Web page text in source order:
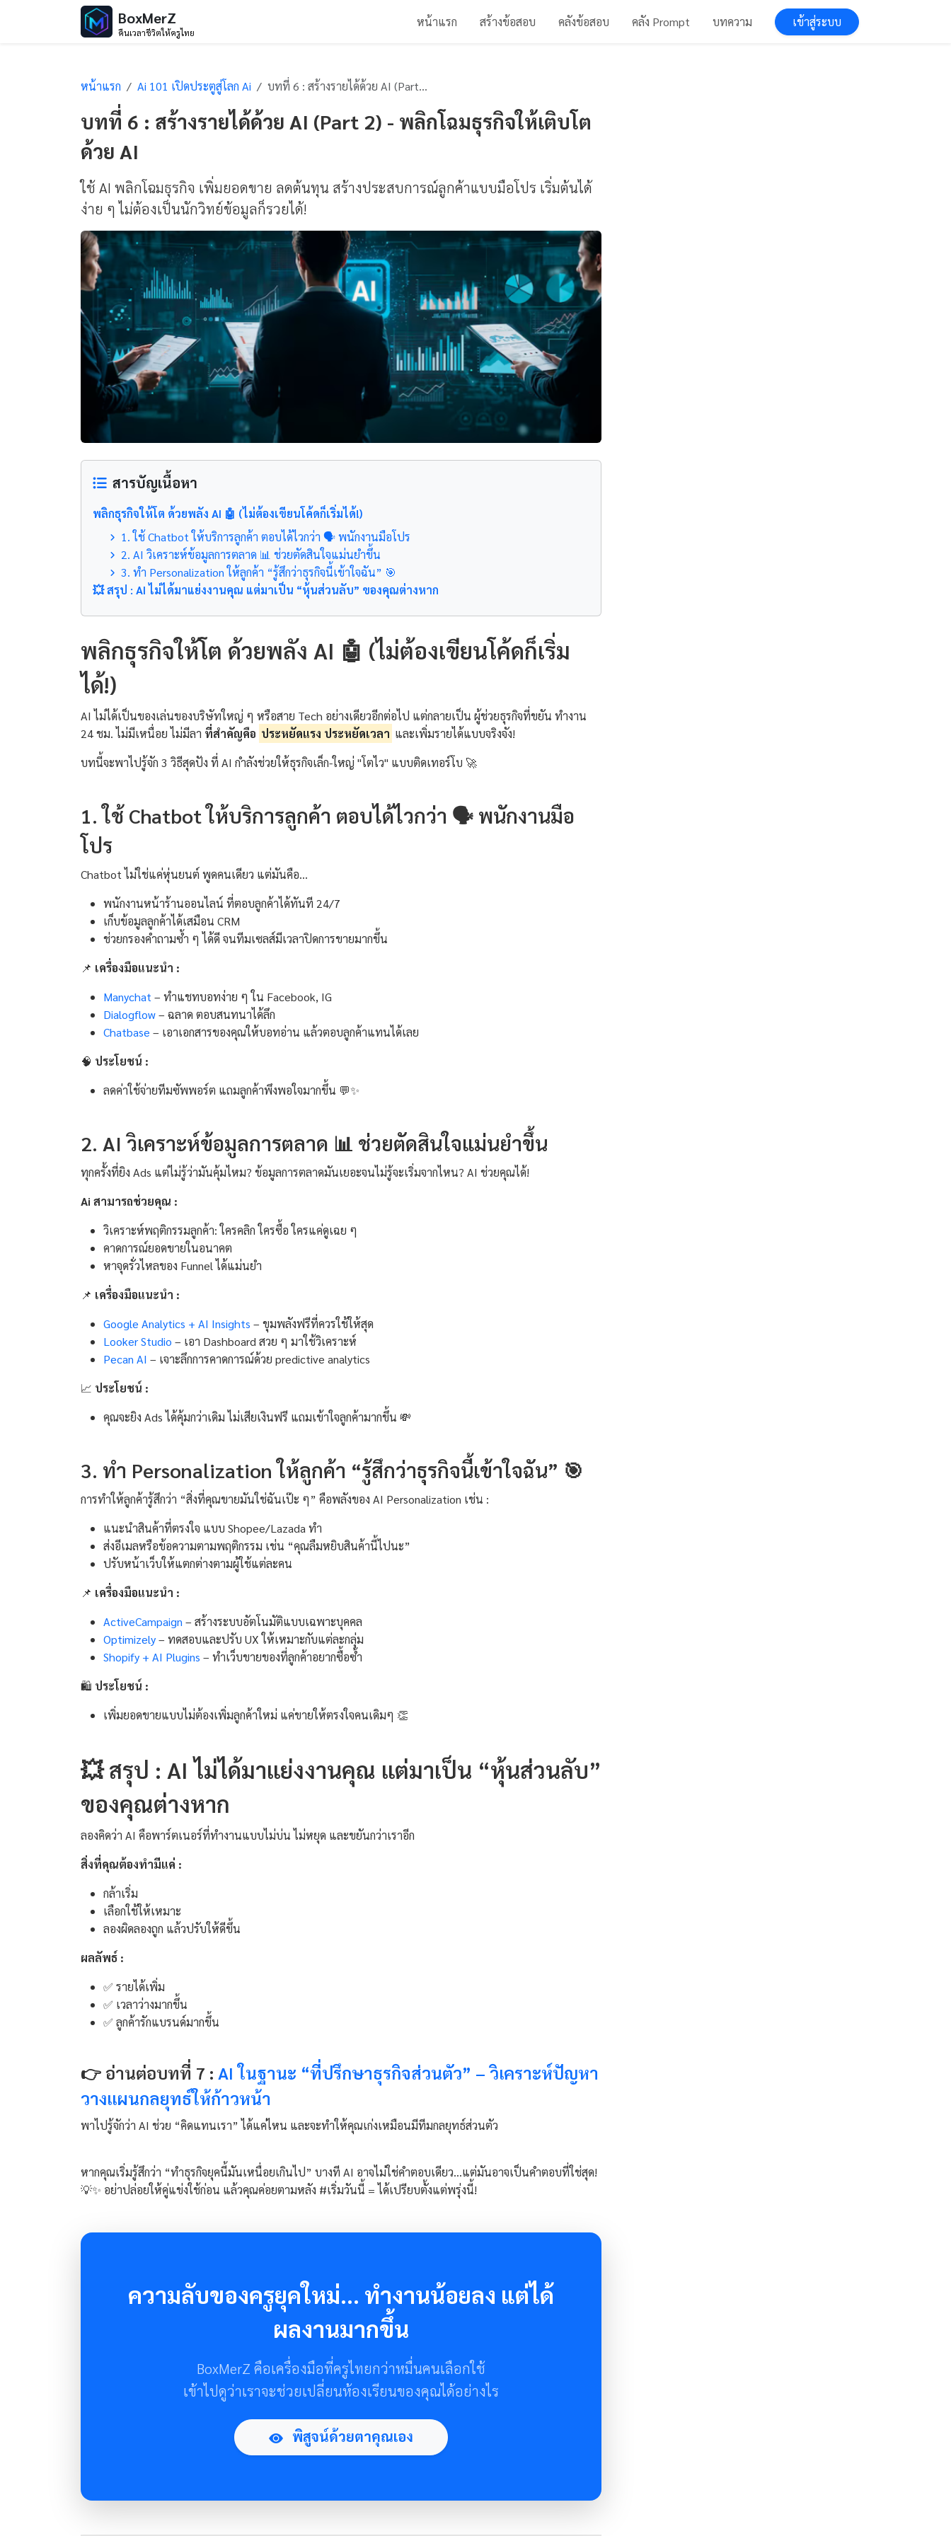
BoxMerZ
คืนเวลาชีวิตให้ครูไทย
หน้าแรก สร้างข้อสอบ คลังข้อสอบ คลัง Prompt บทความ เข้าสู่ระบบ
หน้าแรก Ai 101 เปิดประตูสู่โลก Ai บทที่ 6 : สร้างรายได้ด้วย AI (Part 2) - พลิกโฉมธุรกิจให้เติบโตด้วย AI
บทที่ 6 : สร้างรายได้ด้วย AI (Part 2) - พลิกโฉมธุรกิจให้เติบโต
ด้วย AI
ใช้ AI พลิกโฉมธุรกิจ เพิ่มยอดขาย ลดต้นทุน สร้างประสบการณ์ลูกค้าแบบมือโปร เริ่มต้นได้
ง่าย ๆ ไม่ต้องเป็นนักวิทย์ข้อมูลก็รวยได้!
สารบัญเนื้อหา
พลิกธุรกิจให้โต ด้วยพลัง AI 🤖 (ไม่ต้องเขียนโค้ดก็เริ่มได้!)
1. ใช้ Chatbot ให้บริการลูกค้า ตอบได้ไวกว่า 🗣️ พนักงานมือโปร
2. AI วิเคราะห์ข้อมูลการตลาด 📊 ช่วยตัดสินใจแม่นยำขึ้น
3. ทำ Personalization ให้ลูกค้า “รู้สึกว่าธุรกิจนี้เข้าใจฉัน” 🎯
💥 สรุป : AI ไม่ได้มาแย่งงานคุณ แต่มาเป็น “หุ้นส่วนลับ” ของคุณต่างหาก
พลิกธุรกิจให้โต ด้วยพลัง AI 🤖 (ไม่ต้องเขียนโค้ดก็เริ่ม
ได้!)
AI ไม่ได้เป็นของเล่นของบริษัทใหญ่ ๆ หรือสาย Tech อย่างเดียวอีกต่อไป แต่กลายเป็น ผู้ช่วยธุรกิจที่ขยัน ทำงาน
24 ชม. ไม่มีเหนื่อย ไม่มีลา ที่สำคัญคือ ประหยัดแรง ประหยัดเวลา และเพิ่มรายได้แบบจริงจัง!
บทนี้จะพาไปรู้จัก 3 วิธีสุดปัง ที่ AI กำลังช่วยให้ธุรกิจเล็ก-ใหญ่ "โตไว" แบบติดเทอร์โบ 🚀
1. ใช้ Chatbot ให้บริการลูกค้า ตอบได้ไวกว่า 🗣️ พนักงานมือ
โปร
Chatbot ไม่ใช่แค่หุ่นยนต์ พูดคนเดียว แต่มันคือ...
พนักงานหน้าร้านออนไลน์ ที่ตอบลูกค้าได้ทันที 24/7
เก็บข้อมูลลูกค้าได้เสมือน CRM
ช่วยกรองคำถามซ้ำ ๆ ได้ดี จนทีมเซลส์มีเวลาปิดการขายมากขึ้น
📌 เครื่องมือแนะนำ :
Manychat – ทำแชทบอทง่าย ๆ ใน Facebook, IG
Dialogflow– ฉลาด ตอบสนทนาได้ลึก
Chatbase – เอาเอกสารของคุณให้บอทอ่าน แล้วตอบลูกค้าแทนได้เลย
🧠 ประโยชน์ :
ลดค่าใช้จ่ายทีมซัพพอร์ต แถมลูกค้าพึงพอใจมากขึ้น 💬✨
2. AI วิเคราะห์ข้อมูลการตลาด 📊 ช่วยตัดสินใจแม่นยำขึ้น
ทุกครั้งที่ยิง Ads แต่ไม่รู้ว่ามันคุ้มไหม? ข้อมูลการตลาดมันเยอะจนไม่รู้จะเริ่มจากไหน? AI ช่วยคุณได้!
Ai สามารถช่วยคุณ :
วิเคราะห์พฤติกรรมลูกค้า: ใครคลิก ใครซื้อ ใครแค่ดูเฉย ๆ
คาดการณ์ยอดขายในอนาคต
หาจุดรั่วไหลของ Funnel ได้แม่นยำ
📌 เครื่องมือแนะนำ :
Google Analytics + AI Insights – ขุมพลังฟรีที่ควรใช้ให้สุด
Looker Studio – เอา Dashboard สวย ๆ มาใช้วิเคราะห์
Pecan AI – เจาะลึกการคาดการณ์ด้วย predictive analytics
📈 ประโยชน์ :
คุณจะยิง Ads ได้คุ้มกว่าเดิม ไม่เสียเงินฟรี แถมเข้าใจลูกค้ามากขึ้น 💸
3. ทำ Personalization ให้ลูกค้า “รู้สึกว่าธุรกิจนี้เข้าใจฉัน” 🎯
การทำให้ลูกค้ารู้สึกว่า “สิ่งที่คุณขายมันใช่ฉันเป๊ะ ๆ” คือพลังของ AI Personalization เช่น :
แนะนำสินค้าที่ตรงใจ แบบ Shopee/Lazada ทำ
ส่งอีเมลหรือข้อความตามพฤติกรรม เช่น “คุณลืมหยิบสินค้านี้ไปนะ”
ปรับหน้าเว็บให้แตกต่างตามผู้ใช้แต่ละคน
📌 เครื่องมือแนะนำ :
ActiveCampaign – สร้างระบบอัตโนมัติแบบเฉพาะบุคคล
Optimizely– ทดสอบและปรับ UX ให้เหมาะกับแต่ละกลุ่ม
Shopify + AI Plugins – ทำเว็บขายของที่ลูกค้าอยากซื้อซ้ำ
🛍️ ประโยชน์ :
เพิ่มยอดขายแบบไม่ต้องเพิ่มลูกค้าใหม่ แค่ขายให้ตรงใจคนเดิมๆ 👏
💥 สรุป : AI ไม่ได้มาแย่งงานคุณ แต่มาเป็น “หุ้นส่วนลับ”
ของคุณต่างหาก
ลองคิดว่า AI คือพาร์ตเนอร์ที่ทำงานแบบไม่บ่น ไม่หยุด และขยันกว่าเราอีก
สิ่งที่คุณต้องทำมีแค่ :
กล้าเริ่ม
เลือกใช้ให้เหมาะ
ลองผิดลองถูก แล้วปรับให้ดีขึ้น
ผลลัพธ์ :
✅ รายได้เพิ่ม
✅ เวลาว่างมากขึ้น
✅ ลูกค้ารักแบรนด์มากขึ้น
👉 อ่านต่อบทที่ 7 : AI ในฐานะ “ที่ปรึกษาธุรกิจส่วนตัว” – วิเคราะห์ปัญหา
วางแผนกลยุทธ์ให้ก้าวหน้า
พาไปรู้จักว่า AI ช่วย “คิดแทนเรา” ได้แค่ไหน และจะทำให้คุณเก่งเหมือนมีทีมกลยุทธ์ส่วนตัว
หากคุณเริ่มรู้สึกว่า “ทำธุรกิจยุคนี้มันเหนื่อยเกินไป” บางที AI อาจไม่ใช่คำตอบเดียว...แต่มันอาจเป็นคำตอบที่ใช่สุด!
💡✨ อย่าปล่อยให้คู่แข่งใช้ก่อน แล้วคุณค่อยตามหลัง #เริ่มวันนี้ = ได้เปรียบตั้งแต่พรุ่งนี้!
ความลับของครูยุคใหม่... ทำงานน้อยลง แต่ได้
ผลงานมากขึ้น
BoxMerZ คือเครื่องมือที่ครูไทยกว่าหมื่นคนเลือกใช้
เข้าไปดูว่าเราจะช่วยเปลี่ยนห้องเรียนของคุณได้อย่างไร
พิสูจน์ด้วยตาคุณเอง